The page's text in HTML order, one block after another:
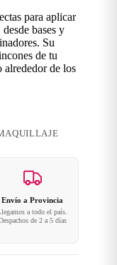
para aplicar
bases y
Su
de tu
alrededor de los
Envío a Provincia
a todo el país.
de 2 a 5 días